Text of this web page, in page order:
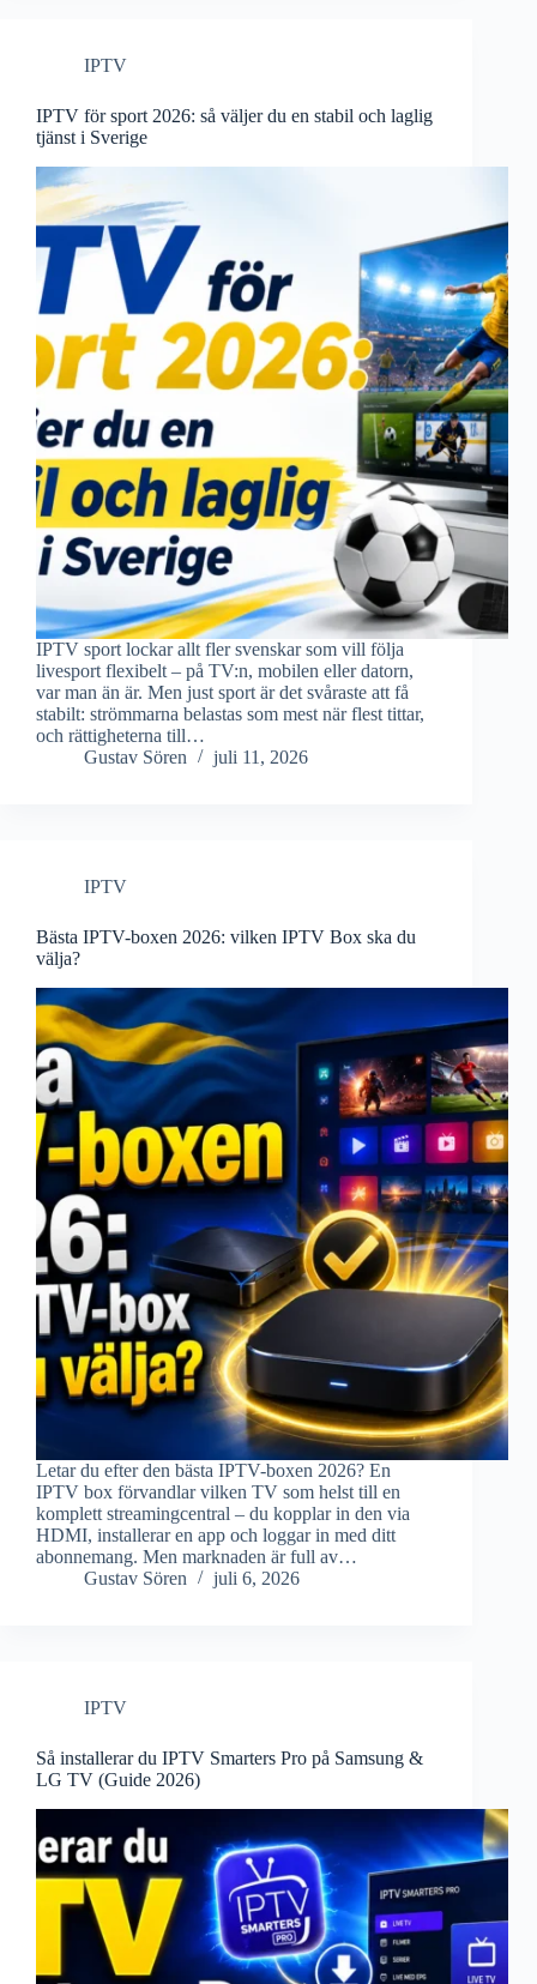
IPTV
IPTV för sport 2026: så väljer du en stabil och laglig
tjänst i Sverige
IPTV sport lockar allt fler svenskar som vill följa
livesport flexibelt – på TV:n, mobilen eller datorn,
var man än är. Men just sport är det svåraste att få
stabilt: strömmarna belastas som mest när flest tittar,
och rättigheterna till…
Gustav Sören
juli 11, 2026
IPTV
Bästa IPTV-boxen 2026: vilken IPTV Box ska du
välja?
Letar du efter den bästa IPTV-boxen 2026? En
IPTV box förvandlar vilken TV som helst till en
komplett streamingcentral – du kopplar in den via
HDMI, installerar en app och loggar in med ditt
abonnemang. Men marknaden är full av…
Gustav Sören
juli 6, 2026
IPTV
Så installerar du IPTV Smarters Pro på Samsung &
LG TV (Guide 2026)